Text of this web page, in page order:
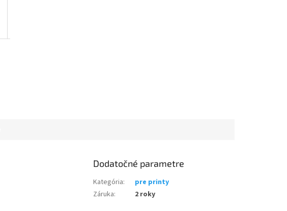
Dodatočné parametre
Kategória:
pre printy
Záruka: 2 roky